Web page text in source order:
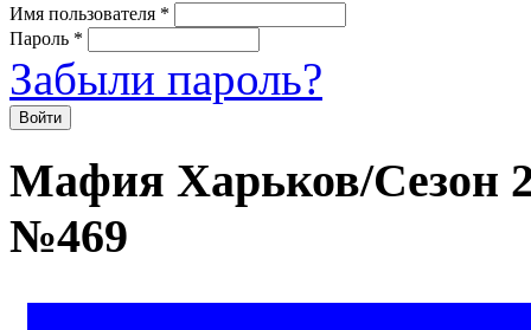
Имя пользователя *
Пароль *
Забыли пароль?
Мафия Харьков/Сезон
№469